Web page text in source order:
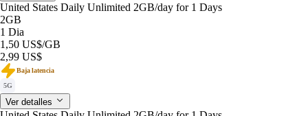
United States Daily Unlimited 2GB/day for 1 Days
2GB
1 Dia
1,50 US$/GB
2,99 US$
Baja latencia
5G
Ver detalles